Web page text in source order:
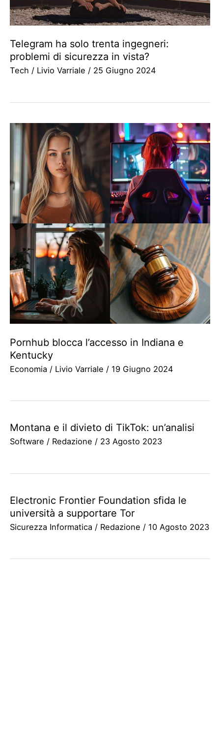
Telegram ha solo trenta ingegneri:
problemi di sicurezza in vista?
Tech / Livio Varriale / 25 Giugno 2024
Pornhub blocca l’accesso in Indiana e
Kentucky
Economia / Livio Varriale / 19 Giugno 2024
Montana e il divieto di TikTok: un’analisi
Software / Redazione / 23 Agosto 2023
Electronic Frontier Foundation sfida le
università a supportare Tor
Sicurezza Informatica / Redazione / 10 Agosto 2023